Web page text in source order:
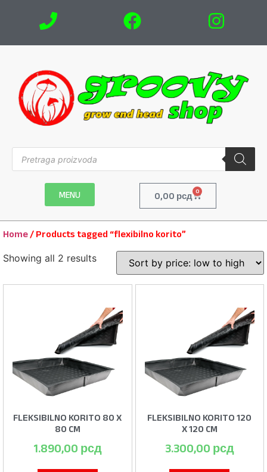
MENU 0,00 рсд 0
Home / Products tagged “flexibilno korito”
Showing all 2 results
FLEKSIBILNO KORITO 80 X
80 CM
1.890,00 рсд
FLEKSIBILNO KORITO 120
X 120 CM
3.300,00 рсд